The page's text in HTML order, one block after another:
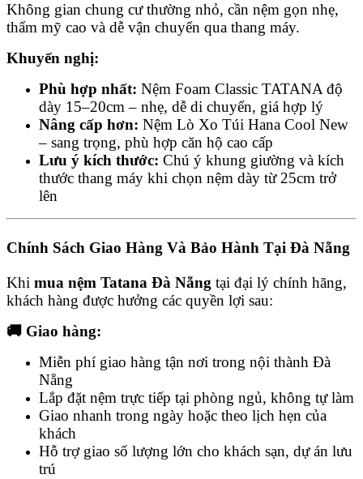
Không gian chung cư thường nhỏ, cần nệm gọn nhẹ,
thẩm mỹ cao và dễ vận chuyển qua thang máy.
Khuyến nghị:
Phù hợp nhất: Nệm Foam Classic TATANA độ
dày 15–20cm – nhẹ, dễ di chuyển, giá hợp lý
Nâng cấp hơn: Nệm Lò Xo Túi Hana Cool New
– sang trọng, phù hợp căn hộ cao cấp
Lưu ý kích thước: Chú ý khung giường và kích
thước thang máy khi chọn nệm dày từ 25cm trở
lên
Chính Sách Giao Hàng Và Bảo Hành Tại Đà Nẵng
Khi mua nệm Tatana Đà Nẵng tại đại lý chính hãng,
khách hàng được hưởng các quyền lợi sau:
🚚 Giao hàng:
Miễn phí giao hàng tận nơi trong nội thành Đà
Nẵng
Lắp đặt nệm trực tiếp tại phòng ngủ, không tự làm
Giao nhanh trong ngày hoặc theo lịch hẹn của
khách
Hỗ trợ giao số lượng lớn cho khách sạn, dự án lưu
trú